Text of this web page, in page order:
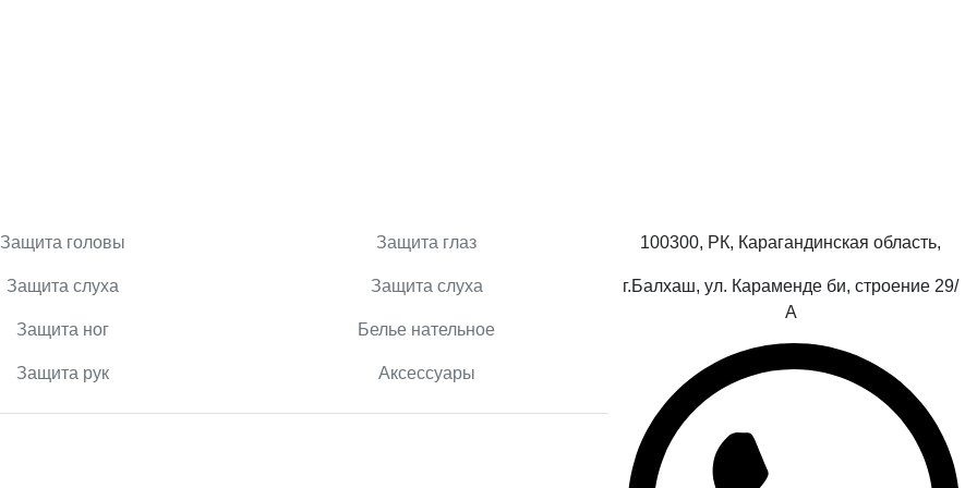
Защита головы
Защита слуха
Защита ног
Защита рук
Защита глаз
Защита слуха
Белье нательное
Аксессуары
100300, РК, Карагандинская область,
г.Балхаш, ул. Караменде би, строение 29/
А